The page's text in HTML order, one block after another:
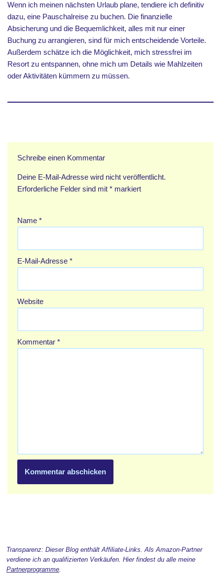
Wenn ich meinen nächsten Urlaub plane, tendiere ich definitiv
dazu, eine Pauschalreise zu buchen. Die finanzielle
Absicherung und die Bequemlichkeit, alles mit nur einer
Buchung zu arrangieren, sind für mich entscheidende Vorteile.
Außerdem schätze ich die Möglichkeit, mich stressfrei im
Resort zu entspannen, ohne mich um Details wie Mahlzeiten
oder Aktivitäten kümmern zu müssen.
Schreibe einen Kommentar
Deine E-Mail-Adresse wird nicht veröffentlicht.
Erforderliche Felder sind mit * markiert
Name *
E-Mail-Adresse *
Website
Kommentar *
Transparenz: Dieser Blog enthält Affiliate-Links. Als Amazon-Partner
verdiene ich an qualifizierten Verkäufen. Hier findest du alle meine
Partnerprogramme.